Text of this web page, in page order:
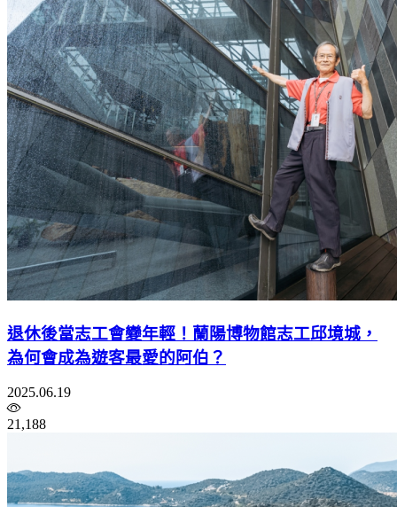
退休後當志工會變年輕！蘭陽博物館志工邱境城，
為何會成為遊客最愛的阿伯？
2025.06.19
21,188